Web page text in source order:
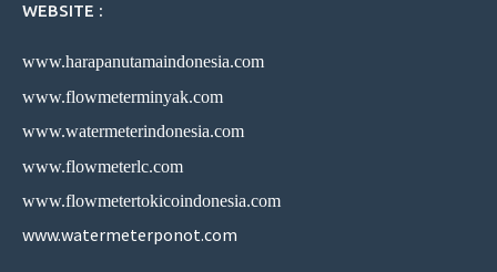
WEBSITE :
www.harapanutamaindonesia.com
www.flowmeterminyak.com
www.watermeterindonesia.com
www.flowmeterlc.com
www.flowmetertokicoindonesia.com
www.watermeterponot.com